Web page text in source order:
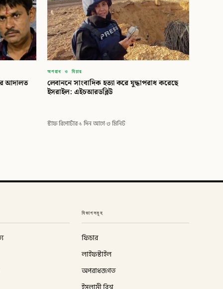
আদালত
অপরাধ ও বিচার
লেবাননে সাংবাদিক হত্যা করে যুদ্ধাপরাধ করেছে
ইসরাইল: এইচআরডব্লিউ
স্টাফ রিপোর্টার·১ দিন আগে·৩ মিনিট
বিভাগসমূহ
ফিচার
লাইফস্টাইল
অপরাধজগত